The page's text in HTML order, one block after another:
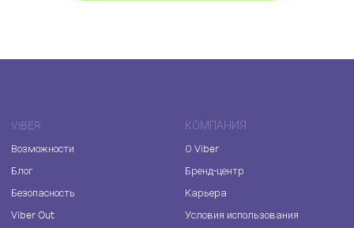
VIBER
Возможности
Блог
Безопасность
Viber Out
КОМПАНИЯ
О Viber
Бренд-центр
Карьера
Условия использования